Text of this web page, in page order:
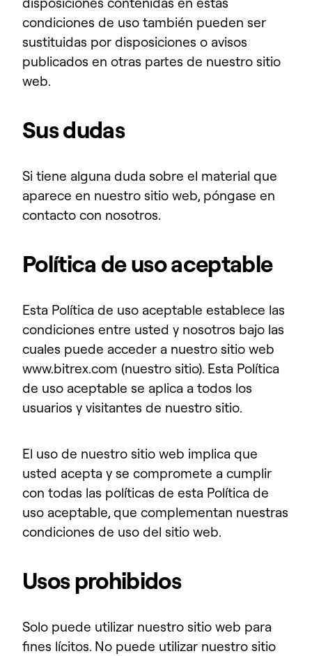
condiciones de uso también pueden ser
sustituidas por disposiciones o avisos
publicados en otras partes de nuestro sitio
web.
Sus dudas
Si tiene alguna duda sobre el material que
aparece en nuestro sitio web, póngase en
contacto con nosotros.
Política de uso aceptable
Esta Política de uso aceptable establece las
condiciones entre usted y nosotros bajo las
cuales puede acceder a nuestro sitio web
www.bitrex.com (nuestro sitio). Esta Política
de uso aceptable se aplica a todos los
usuarios y visitantes de nuestro sitio.
El uso de nuestro sitio web implica que
usted acepta y se compromete a cumplir
con todas las políticas de esta Política de
uso aceptable, que complementan nuestras
condiciones de uso del sitio web.
Usos prohibidos
Solo puede utilizar nuestro sitio web para
fines lícitos. No puede utilizar nuestro sitio